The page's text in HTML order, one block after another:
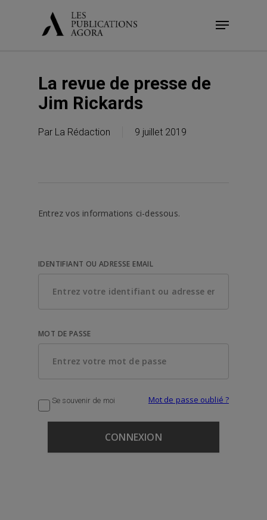
Menu
La revue de presse de
Jim Rickards
Par La Rédaction 9 juillet 2019
Entrez vos informations ci-dessous.
IDENTIFIANT OU ADRESSE EMAIL
MOT DE PASSE
Se souvenir de moi Mot de passe oublié ?